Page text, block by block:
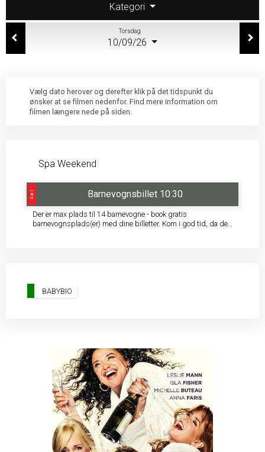
Kategori
Torsdag
10/09/26
Vælg dato herover og derefter klik på det tidspunkt du
ønsker at se filmen nedenfor. Find mere information om
filmen længere nede på siden.
Spa Weekend
Sal 1 Barnevognsbillet 10:30
Der er max plads til 14 barnevogne - book gratis
barnevognsplads(er) med dine billetter. Kom i god tid, da der
BABYBIO